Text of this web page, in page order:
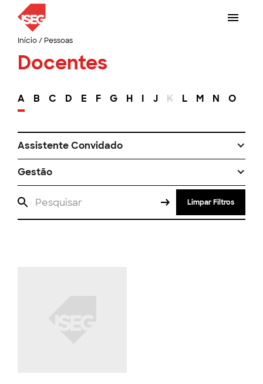
Início/ Pessoas
Docentes
A B C D E F G H I J K L M N O
Assistente Convidado
Gestão
Limpar Filtros